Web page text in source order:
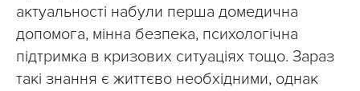
актуальності набули перша домедична
допомога, мінна безпека, психологічна
підтримка в кризових ситуаціях тощо. Зараз
такі знання є життєво необхідними, однак